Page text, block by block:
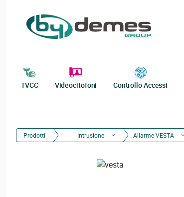
TVCC Videocitofoni Controllo Accessi
Prodotti Intrusione Allarme VESTA